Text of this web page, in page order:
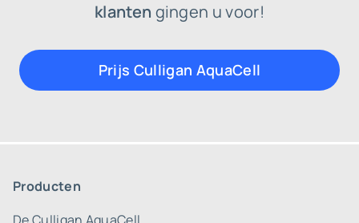
klanten gingen u voor!
Prijs Culligan AquaCell
Producten